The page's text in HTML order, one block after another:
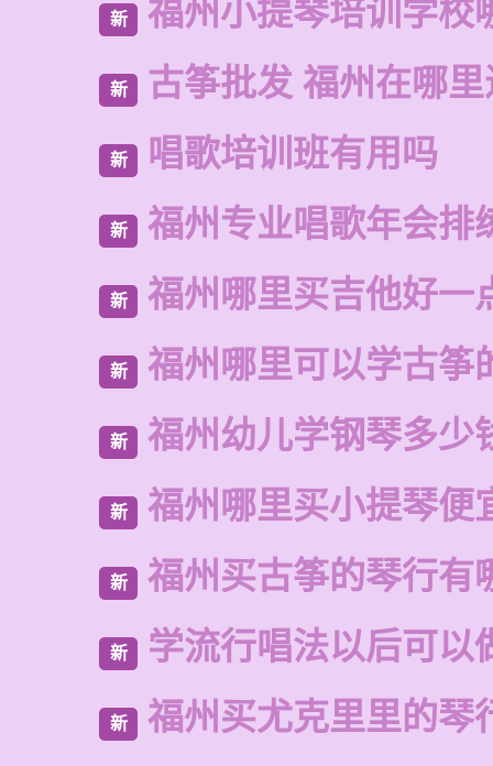
新 福州小提琴培训学校
新 古筝批发 福州在哪
新 唱歌培训班有用吗
新 福州专业唱歌年会排
新 福州哪里买吉他好一
新 福州哪里可以学古筝
新 福州幼儿学钢琴多少
新 福州哪里买小提琴便
新 福州买古筝的琴行有
新 学流行唱法以后可以
新 福州买尤克里里的琴